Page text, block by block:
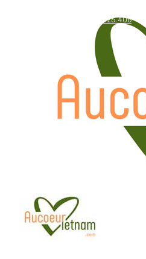
WhatsApp: +84.909.426.406